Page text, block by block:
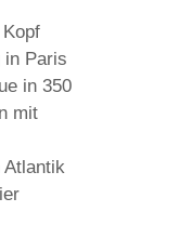
in Paris
in 350
mit
Atlantik